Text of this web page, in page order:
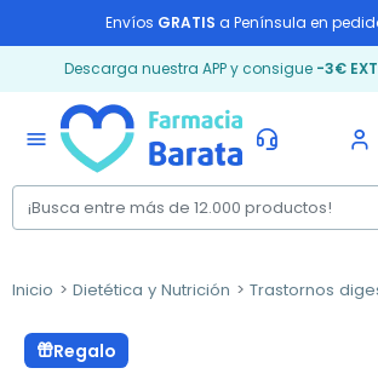
Envíos GRATIS a Península en
Descarga nuestra APP y consigue -3€
menu
Inicio Dietética y Nutrición Trastornos
Regalo